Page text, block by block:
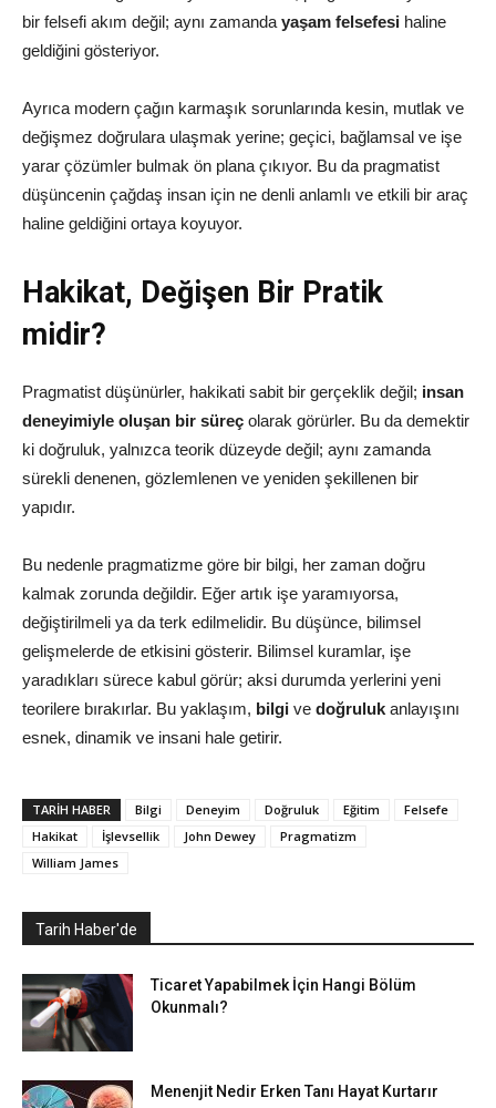
bir felsefi akım değil; aynı zamanda yaşam felsefesi haline
geldiğini gösteriyor.
Ayrıca modern çağın karmaşık sorunlarında kesin, mutlak ve
değişmez doğrulara ulaşmak yerine; geçici, bağlamsal ve işe
yarar çözümler bulmak ön plana çıkıyor. Bu da pragmatist
düşüncenin çağdaş insan için ne denli anlamlı ve etkili bir araç
haline geldiğini ortaya koyuyor.
Hakikat, Değişen Bir Pratik
midir?
Pragmatist düşünürler, hakikati sabit bir gerçeklik değil; insan
deneyimiyle oluşan bir süreç olarak görürler. Bu da demektir
ki doğruluk, yalnızca teorik düzeyde değil; aynı zamanda
sürekli denenen, gözlemlenen ve yeniden şekillenen bir
yapıdır.
Bu nedenle pragmatizme göre bir bilgi, her zaman doğru
kalmak zorunda değildir. Eğer artık işe yaramıyorsa,
değiştirilmeli ya da terk edilmelidir. Bu düşünce, bilimsel
gelişmelerde de etkisini gösterir. Bilimsel kuramlar, işe
yaradıkları sürece kabul görür; aksi durumda yerlerini yeni
teorilere bırakırlar. Bu yaklaşım, bilgi ve doğruluk anlayışını
esnek, dinamik ve insani hale getirir.
TARIH HABER Bilgi Deneyim Doğruluk Eğitim
Felsefe
Hakikat
İşlevsellik John Dewey
Pragmatizm
William James
Tarih Haber'de
Ticaret Yapabilmek İçin Hangi Bölüm
Okunmalı?
Menenjit Nedir Erken Tanı Hayat Kurtarır